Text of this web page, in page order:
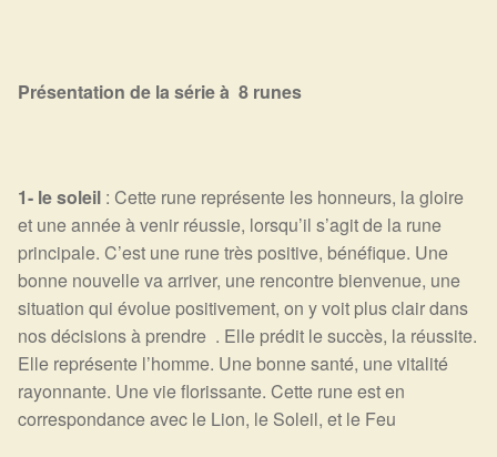
Présentation de la série à 8 runes
1- le soleil : Cette rune représente les honneurs, la gloire
et une année à venir réussie, lorsqu’il s’agit de la rune
principale. C’est une rune très positive, bénéfique. Une
bonne nouvelle va arriver, une rencontre bienvenue, une
situation qui évolue positivement, on y voit plus clair dans
nos décisions à prendre . Elle prédit le succès, la réussite.
Elle représente l’homme. Une bonne santé, une vitalité
rayonnante. Une vie florissante. Cette rune est en
correspondance avec le Lion, le Soleil, et le Feu